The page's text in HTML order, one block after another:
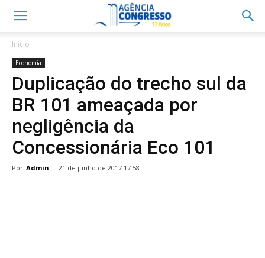
Início
Economia
Duplicação do trecho sul da
BR 101 ameaçada por
negligência da
Concessionária Eco 101
Por Admin - 21 de junho de 2017 17:58